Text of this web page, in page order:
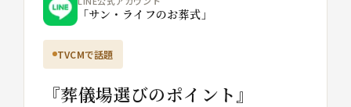
「サン・ライフのお葬式」
TVCMで話題
『葬儀場選びのポイント』